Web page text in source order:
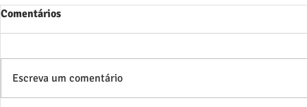
Comentários
Escreva um comentário